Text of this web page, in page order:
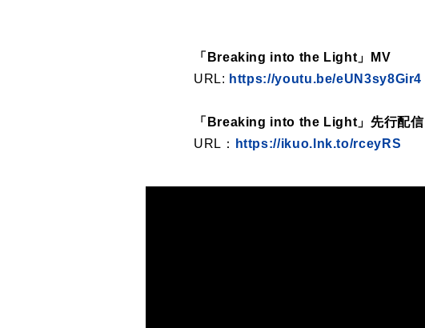
「Breaking into the Light」MV
URL: https://youtu.be/eUN3sy8Gir4
「Breaking into the Light」先行配信
URL：
https://ikuo.lnk.to/rceyRS